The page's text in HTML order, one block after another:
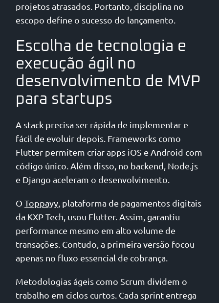
projetos atrasados. Portanto, disciplina no
escopo define o sucesso do lançamento.
Escolha de tecnologia e
execução ágil no
desenvolvimento de MVP
para startups
A stack precisa ser rápida de implementar e
fácil de evoluir depois. Frameworks como
Flutter permitem criar apps iOS e Android com
código único. Além disso, no backend, Node.js
e Django aceleram o desenvolvimento.
O Toppayy, plataforma de pagamentos digitais
da KXP Tech, usou Flutter. Assim, garantiu
performance mesmo em alto volume de
transações. Contudo, a primeira versão focou
apenas no fluxo essencial de cobrança.
Metodologias ágeis como Scrum dividem o
trabalho em ciclos curtos. Cada sprint entrega